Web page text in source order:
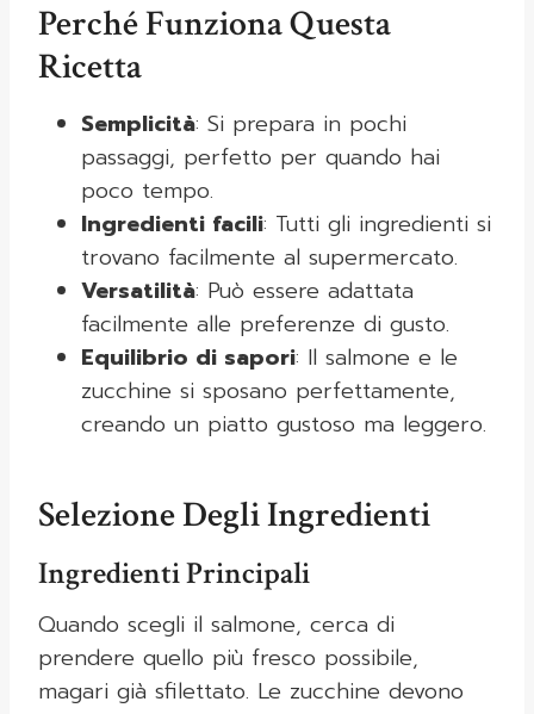
Perché Funziona Questa
Ricetta
Semplicità: Si prepara in pochi
passaggi, perfetto per quando hai
poco tempo.
Ingredienti facili: Tutti gli ingredienti si
trovano facilmente al supermercato.
Versatilità: Può essere adattata
facilmente alle preferenze di gusto.
Equilibrio di sapori: Il salmone e le
zucchine si sposano perfettamente,
creando un piatto gustoso ma leggero.
Selezione Degli Ingredienti
Ingredienti Principali
Quando scegli il salmone, cerca di
prendere quello più fresco possibile,
magari già sfilettato. Le zucchine devono